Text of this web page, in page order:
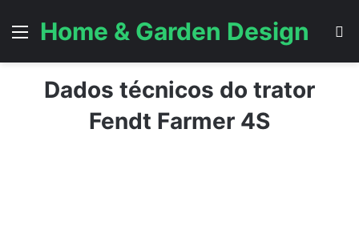
Menu
Home & Garden Design
Dados técnicos do trator
Fendt Farmer 4S